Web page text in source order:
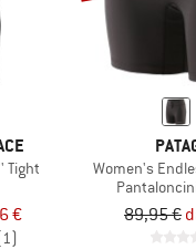
Tight
€
Women's
89,95 €